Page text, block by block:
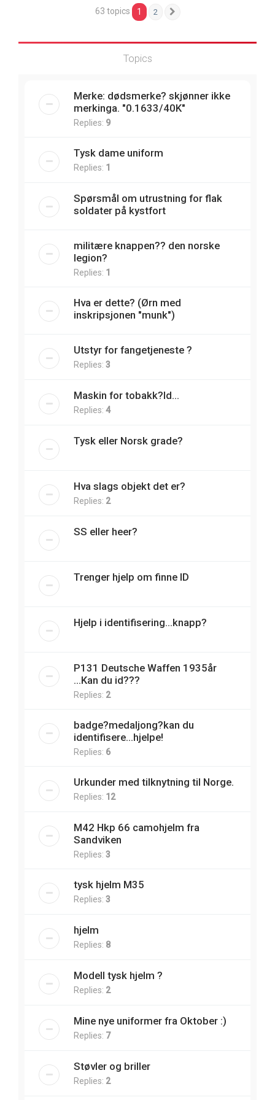
63 topics 1 2
Topics
Merke: dødsmerke? skjønner ikke
merkinga. "0.1633/40K"
Replies: 9
Tysk dame uniform
Replies: 1
Spørsmål om utrustning for flak
soldater på kystfort
militære knappen?? den norske
legion?
Replies: 1
Hva er dette? (Ørn med
inskripsjonen "munk")
Utstyr for fangetjeneste ?
Replies: 3
Maskin for tobakk?Id...
Replies: 4
Tysk eller Norsk grade?
Hva slags objekt det er?
Replies: 2
SS eller heer?
Trenger hjelp om finne ID
Hjelp i identifisering...knapp?
P131 Deutsche Waffen 1935år
...Kan du id???
Replies: 2
badge?medaljong?kan du
identifisere...hjelpe!
Replies: 6
Urkunder med tilknytning til Norge.
Replies: 12
M42 Hkp 66 camohjelm fra
Sandviken
Replies: 3
tysk hjelm M35
Replies: 3
hjelm
Replies: 8
Modell tysk hjelm ?
Replies: 2
Mine nye uniformer fra Oktober :)
Replies: 7
Støvler og briller
Replies: 2